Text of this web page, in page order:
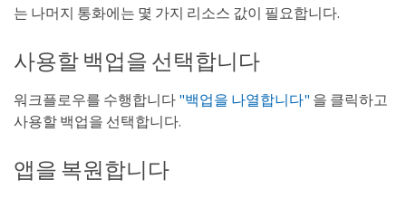
는 나머지 통화에는 몇 가지 리소스 값이 필요합니다.
사용할 백업을 선택합니다
워크플로우를 수행합니다 "백업을 나열합니다" 을 클릭하고
사용할 백업을 선택합니다.
앱을 복원합니다